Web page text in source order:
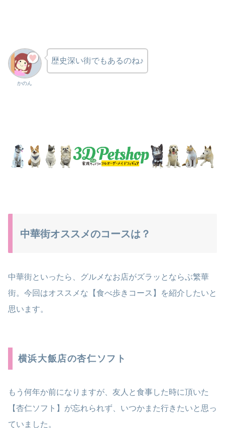
かのん
歴史深い街でもあるのね♪
中華街オススメのコースは？
中華街といったら、グルメなお店がズラッとならぶ繁華
街。今回はオススメな【食べ歩きコース】を紹介したいと
思います。
横浜大飯店の杏仁ソフト
もう何年か前になりますが、友人と食事した時に頂いた
【杏仁ソフト】が忘れられず、いつかまた行きたいと思っ
ていました。